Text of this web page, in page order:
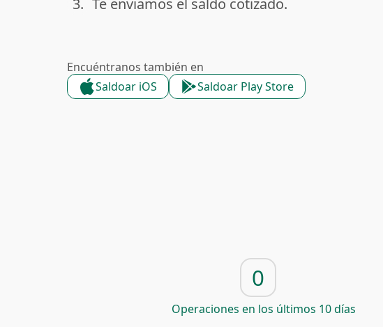
done
3. Te enviamos el saldo cotizado.
Encuéntranos también en
Saldoar iOS
Saldoar Play Store
0
Operaciones en los últimos 10 días